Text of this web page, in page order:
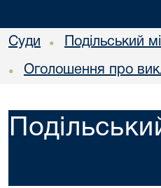
Суди • Подільський
• Оголошення про